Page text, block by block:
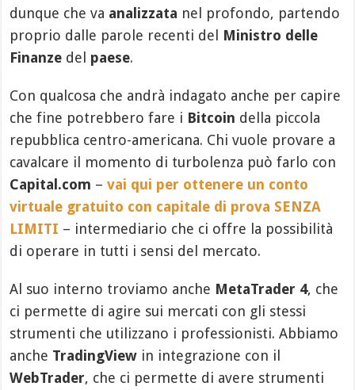
dunque che va analizzata nel profondo, partendo
proprio dalle parole recenti del Ministro delle
Finanze del paese.
Con qualcosa che andrà indagato anche per capire
che fine potrebbero fare i Bitcoin della piccola
repubblica centro-americana. Chi vuole provare a
cavalcare il momento di turbolenza può farlo con
Capital.com –vai qui per ottenere un conto
virtuale gratuito con capitale di prova SENZA
LIMITI – intermediario che ci offre la possibilità
di operare in tutti i sensi del mercato.
Al suo interno troviamo anche MetaTrader 4, che
ci permette di agire sui mercati con gli stessi
strumenti che utilizzano i professionisti. Abbiamo
anche TradingView in integrazione con il
WebTrader, che ci permette di avere strumenti